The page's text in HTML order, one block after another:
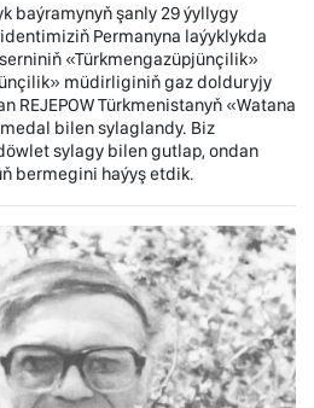
baýramynyň şanly 29 ýyllygy
Permanyna laýyklykda
«Türkmengazüpjünçilik»
müdirliginiň gaz dolduryjy
REJEPOW Türkmenistanyň «Watana
bilen sylaglandy. Biz
sylagy bilen gutlap, ondan
bermegini haýyş etdik.